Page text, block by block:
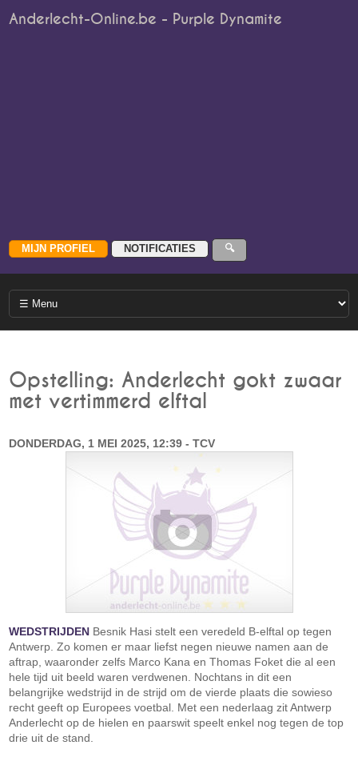
Anderlecht-Online.be - Purple Dynamite
Opstelling: Anderlecht gokt zwaar
met vertimmerd elftal
DONDERDAG, 1 MEI 2025, 12:39 - TCV
WEDSTRIJDEN Besnik Hasi stelt een veredeld B-elftal op tegen
Antwerp. Zo komen er maar liefst negen nieuwe namen aan de
aftrap, waaronder zelfs Marco Kana en Thomas Foket die al een
hele tijd uit beeld waren verdwenen. Nochtans in dit een
belangrijke wedstrijd in de strijd om de vierde plaats die sowieso
recht geeft op Europees voetbal. Met een nederlaag zit Antwerp
Anderlecht op de hielen en paarswit speelt enkel nog tegen de top
drie uit de stand.